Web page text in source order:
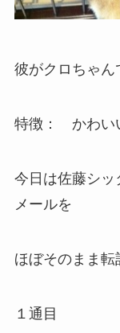
彼がクロちゃん
特徴： かわい
今日は佐藤シ
メールを
ほぼそのまま転
１通目